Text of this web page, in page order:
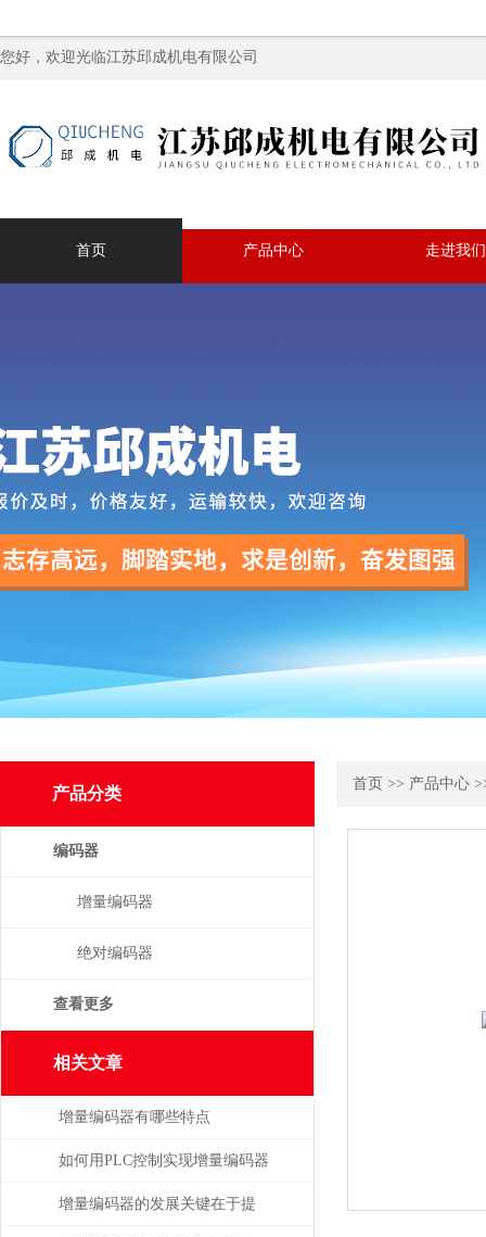
您好，欢迎光临江苏邱成机电有限公司
首页 产品中心 走进我们
产品分类
编码器
增量编码器
绝对编码器
查看更多
相关文章
增量编码器有哪些特点
如何用PLC控制实现增量编码器
的定位功能？
增量编码器的发展关键在于提
首页 >> 产品中心